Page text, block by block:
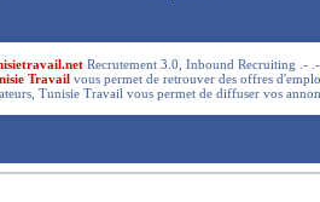
Recrutement 3.0, Inbound Recruiting .-
Travail vous permet de retrouver des offres
Tunisie Travail vous permet de diffuser vos